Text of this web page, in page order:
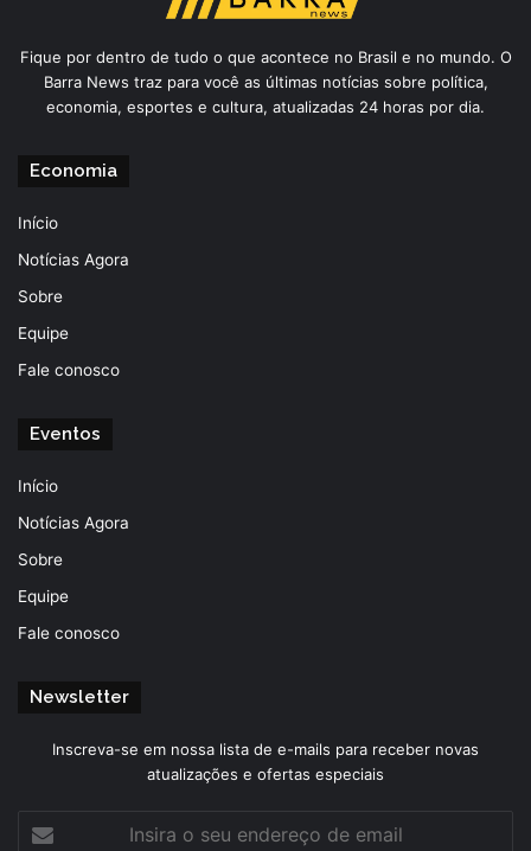
Fique por dentro de tudo o que acontece no Brasil e no mundo. O
Barra News traz para você as últimas notícias sobre política,
economia, esportes e cultura, atualizadas 24 horas por dia.
Economia
Início
Notícias Agora
Sobre
Equipe
Fale conosco
Eventos
Início
Notícias Agora
Sobre
Equipe
Fale conosco
Newsletter
Inscreva-se em nossa lista de e-mails para receber novas
atualizações e ofertas especiais